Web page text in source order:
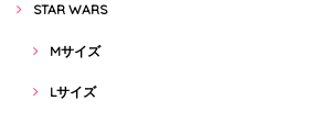
STAR WARS
Mサイズ
Lサイズ